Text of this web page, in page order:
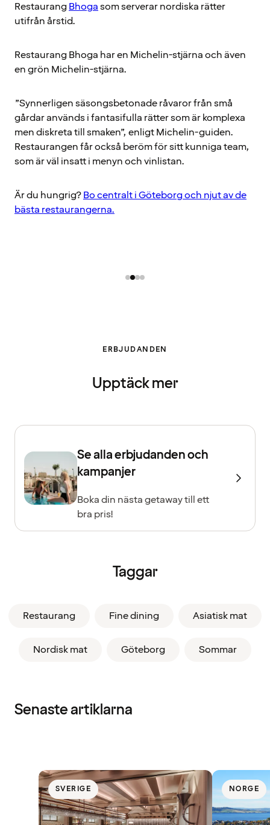
Restaurang Bhogasom serverar nordiska rätter
utifrån årstid.
Restaurang Bhoga har en Michelin-stjärna och även
en grön Michelin-stjärna.
”Synnerligen säsongsbetonade råvaror från små
gårdar används i fantasifulla rätter som är komplexa
men diskreta till smaken”, enligt Michelin-guiden.
Restaurangen får också beröm för sitt kunniga team,
som är väl insatt i menyn och vinlistan.
Är du hungrig?Bo centralt i Göteborg och njut av de
bästa restaurangerna.
ERBJUDANDEN
Upptäck mer
Se alla erbjudanden och
kampanjer
Boka din nästa getaway till ett
bra pris!
Taggar
Restaurang Fine dining Asiatisk mat
Nordisk mat Göteborg Sommar
Senaste artiklarna
SVERIGE NORGE